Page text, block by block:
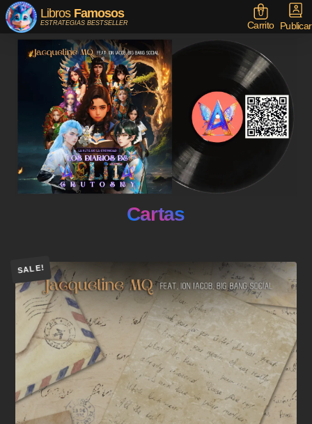
Libros Famosos
ESTRATEGIAS BESTSELLER
0
Carrito Publicar
Cartas
SALE!
Añadir al carrito